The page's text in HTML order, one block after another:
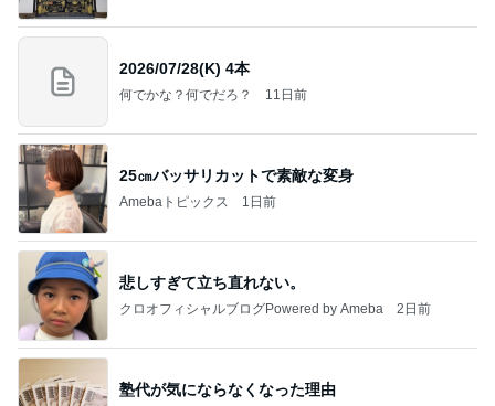
2026/07/28(K) 4本
何でかな？何でだろ？ 11日前
25㎝バッサリカットで素敵な変身
Amebaトピックス 1日前
悲しすぎて立ち直れない。
クロオフィシャルブログPowered by Ameba 2日前
塾代が気にならなくなった理由